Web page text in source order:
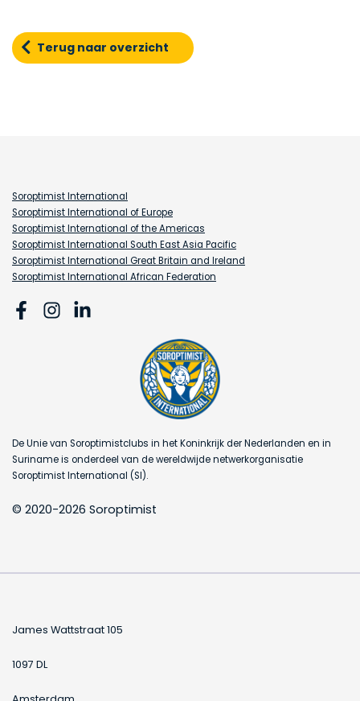
Terug naar overzicht
Soroptimist International
Soroptimist International of Europe
Soroptimist International of the Americas
Soroptimist International South East Asia Pacific
Soroptimist International Great Britain and Ireland
Soroptimist International African Federation
De Unie van Soroptimistclubs in het Koninkrijk der Nederlanden en in
Suriname is onderdeel van de wereldwijde netwerkorganisatie
Soroptimist International (SI).
© 2020-2026 Soroptimist
James Wattstraat 105
1097 DL